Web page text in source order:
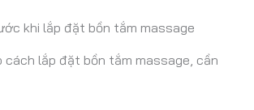
khi lắp đặt bồn tắm massage
cách lắp đặt bồn tắm massage, cần